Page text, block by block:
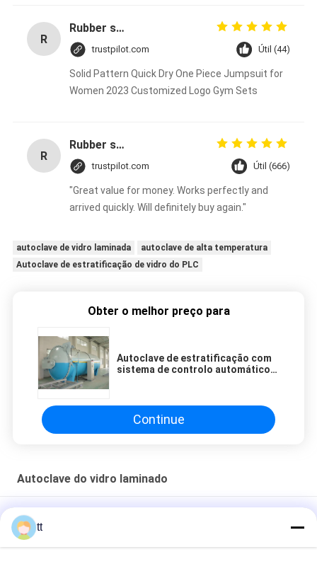
R
Rubber solid forklift tires For material handling forklift
trustpilot.com Útil (44)
Solid Pattern Quick Dry One Piece Jumpsuit for
Women 2023 Customized Logo Gym Sets
R
Rubber solid forklift tires For material handling forklift
trustpilot.com Útil (666)
"Great value for money. Works perfectly and
arrived quickly. Will definitely buy again."
autoclave de vidro laminada
autoclave de alta temperatura
Autoclave de estratificação de vidro do PLC
Obter o melhor preço para
Autoclave de estratificação com
sistema de controlo automático
Continue
Autoclave do vidro laminado
Pressão totalmente automático da autoclave para o vidro
laminado com controlador do PLC
tt